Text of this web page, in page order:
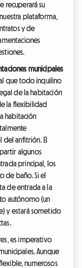
recuperará su
plataforma,
y de
municipales
que todo inquilino
de la habitación
la flexibilidad
habitación
anfitrión. El
algunos
principal, los
de baño. Si el
de entrada a la
autónomo (un
y estará sometido
es imperativo
Aunque
numerosos